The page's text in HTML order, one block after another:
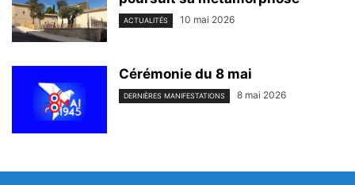
ACTUALITÉS 10 mai 2026
Cérémonie du 8 mai
DERNIÈRES MANIFESTATIONS 8 mai 2026